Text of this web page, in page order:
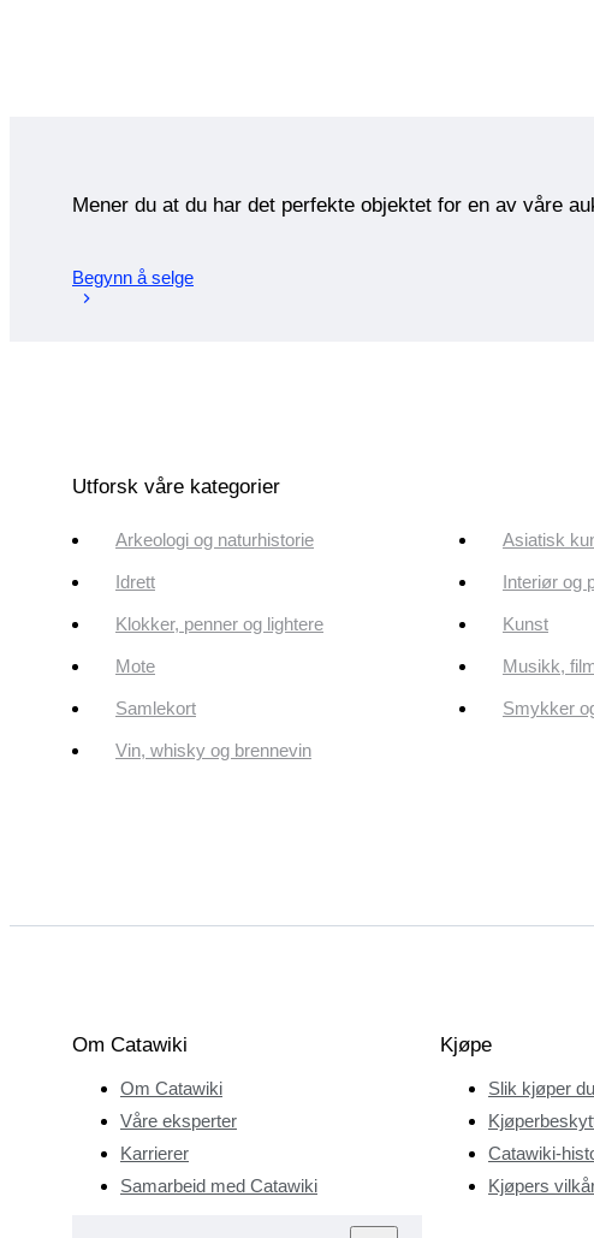
Mener du at du har det perfekte objektet for en av våre
Begynn å selge
Utforsk våre kategorier
Arkeologi og naturhistorie Asiatisk
Idrett Interiør og
Klokker, penner og lightere Kunst
Mote Musikk,
Samlekort Smykker
Vin, whisky og brennevin
Om Catawiki
Om Catawiki
Våre eksperter
Karrierer
Samarbeid med Catawiki
Kjøpe
Slik kjøper du
Catawiki-
Kjøpers